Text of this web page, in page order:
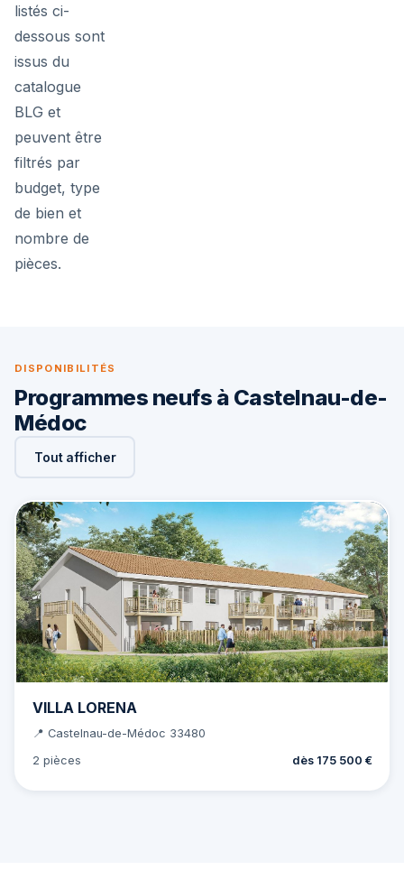
listés ci-
dessous sont
issus du
catalogue
BLG et
peuvent être
filtrés par
budget, type
de bien et
nombre de
pièces.
DISPONIBILITÉS
Programmes neufs à Castelnau-de-
Médoc
Tout afficher
VILLA LORENA
📍 Castelnau-de-Médoc 33480
2 pièces
dès 175 500 €